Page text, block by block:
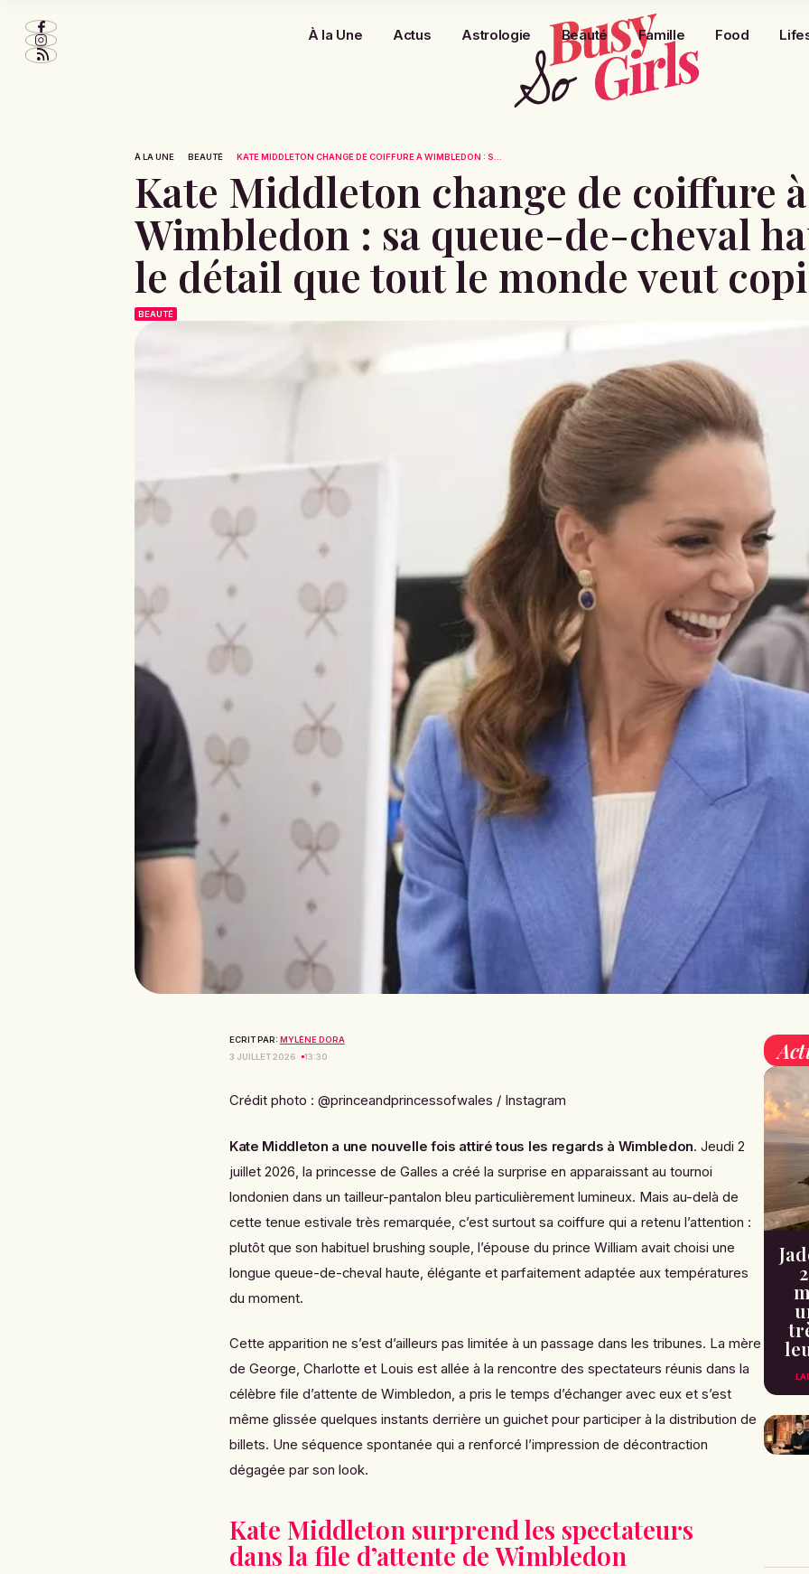
À la Une Actus Astrologie Beauté Famille Food
À LA UNE BEAUTÉ KATE MIDDLETON CHANGE DE COIFFURE À WIMBLEDON : S...
Kate Middleton change de coiffure à
Wimbledon : sa queue-de-cheval
le détail que tout le monde veut
BEAUTÉ
ECRIT PAR: MYLÈNE DORA
3 JUILLET 2026
13:30
Crédit photo : @princeandprincessofwales / Instagram
Kate Middleton a une nouvelle fois attiré tous les regards à Wimbledon. Jeudi 2
juillet 2026, la princesse de Galles a créé la surprise en apparaissant au tournoi
londonien dans un tailleur-pantalon bleu particulièrement lumineux. Mais au-delà de
cette tenue estivale très remarquée, c’est surtout sa coiffure qui a retenu l’attention :
plutôt que son habituel brushing souple, l’épouse du prince William avait choisi une
longue queue-de-cheval haute, élégante et parfaitement adaptée aux températures
du moment.
Cette apparition ne s’est d’ailleurs pas limitée à un passage dans les tribunes. La mère
de George, Charlotte et Louis est allée à la rencontre des spectateurs réunis dans la
célèbre file d’attente de Wimbledon, a pris le temps d’échanger avec eux et s’est
même glissée quelques instants derrière un guichet pour participer à la distribution de
billets. Une séquence spontanée qui a renforcé l’impression de décontraction
dégagée par son look.
Kate Middleton surprend les spectateurs
dans la file d’attente de Wimbledon